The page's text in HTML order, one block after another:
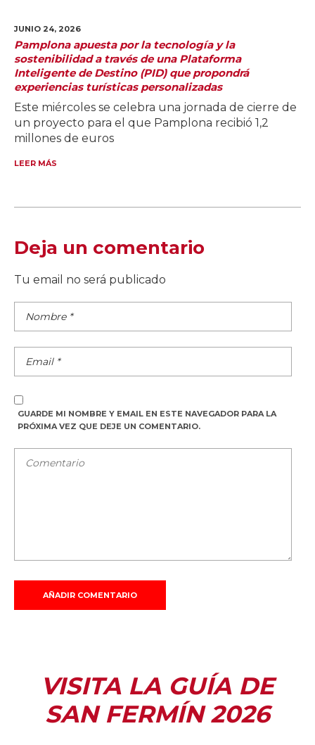
JUNIO 24, 2026
Pamplona apuesta por la tecnología y la
sostenibilidad a través de una Plataforma
Inteligente de Destino (PID) que propondrá
experiencias turísticas personalizadas
Este miércoles se celebra una jornada de cierre de
un proyecto para el que Pamplona recibió 1,2
millones de euros
LEER MÁS
Deja un comentario
Tu email no será publicado
GUARDE MI NOMBRE Y EMAIL EN ESTE NAVEGADOR PARA LA
PRÓXIMA VEZ QUE DEJE UN COMENTARIO.
VISITA LA GUÍA DE
SAN FERMÍN 2026